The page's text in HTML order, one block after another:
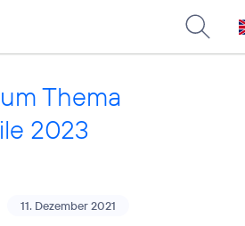
Thema
2023
11. Dezember 2021